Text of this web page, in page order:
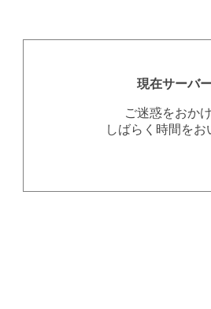
現在サーバ
ご迷惑をおか
しばらく時間を